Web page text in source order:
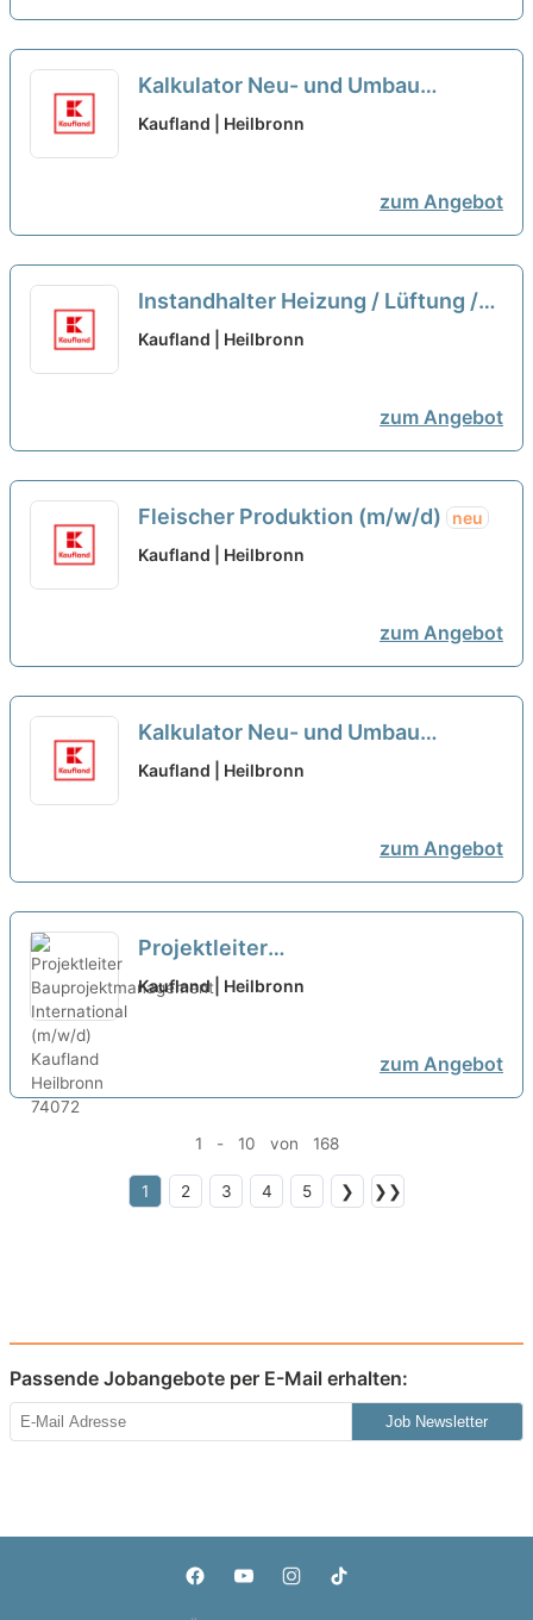
Kalkulator Neu- und Umbau
(m/w/d) neu
Kaufland | Heilbronn
zum Angebot
Instandhalter Heizung / Lüftung /
Sanitär (m/w/d)
Kaufland | Heilbronn
zum Angebot
Fleischer Produktion (m/w/d)
neu
Kaufland | Heilbronn
zum Angebot
Kalkulator Neu- und Umbau
(m/w/d) neu
Kaufland | Heilbronn
zum Angebot
Projektleiter
Bauprojektmanagement
Kaufland | Heilbronn
zum Angebot
1 - 10 von 168
1 2 3 4 5 ❯ ❯❯
Passende Jobangebote per E-Mail erhalten:
Job Newsletter